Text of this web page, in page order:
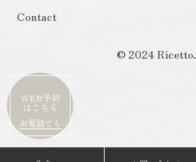
WEB予約
はこちら
お電話でも
Contact
© 2024 Ricetto.